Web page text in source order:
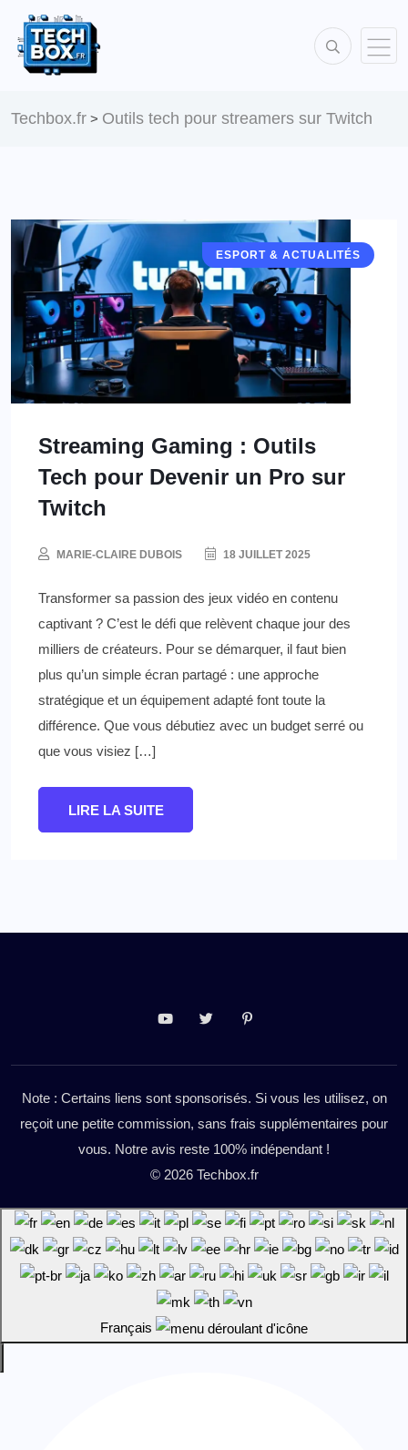
Techbox.fr > Outils tech pour streamers sur Twitch
ESPORT & ACTUALITÉS
Streaming Gaming : Outils
Tech pour Devenir un Pro sur
Twitch
MARIE-CLAIRE DUBOIS 18 JUILLET 2025
Transformer sa passion des jeux vidéo en contenu
captivant ? C’est le défi que relèvent chaque jour des
milliers de créateurs. Pour se démarquer, il faut bien
plus qu’un simple écran partagé : une approche
stratégique et un équipement adapté font toute la
différence. Que vous débutiez avec un budget serré ou
que vous visiez […]
LIRE LA SUITE
Note : Certains liens sont sponsorisés. Si vous les utilisez, on
reçoit une petite commission, sans frais supplémentaires pour
vous. Notre avis reste 100% indépendant !
© 2026 Techbox.fr
Français